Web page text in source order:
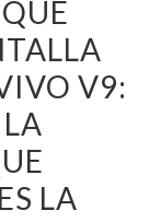
V9:
LA